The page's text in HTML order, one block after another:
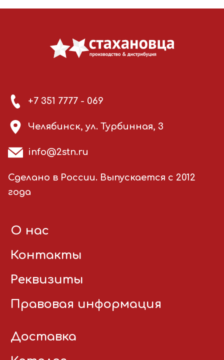
+7 351 7777 - 069
Челябинск, ул. Турбинная, 3
info@2stn.ru
Сделано в России. Выпускается с 2012
года
О нас
Контакты
Реквизиты
Правовая информация
Доставка